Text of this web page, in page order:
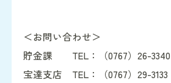
＜お問い合わせ＞
貯金課 TEL：（0767）26-3340
宝達支店 TEL：（0767）29-3133